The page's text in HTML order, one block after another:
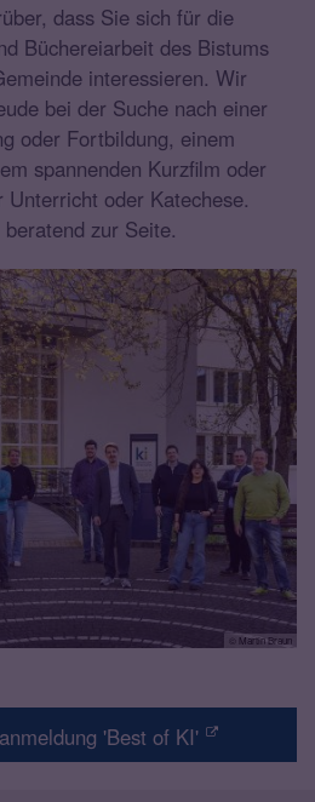
dass Sie sich für die
Büchereiarbeit des Bistums
interessieren. Wir
bei der Suche nach einer
oder Fortbildung, einem
spannenden Kurzfilm oder
oder Katechese.
zur Seite.
© Martin Braun
'Best of KI'